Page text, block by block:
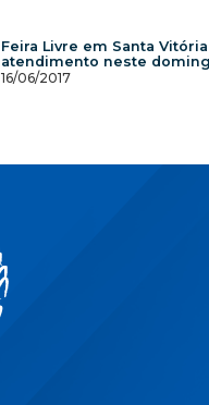
Feira Livre em Santa
atendimento neste
16/06/2017